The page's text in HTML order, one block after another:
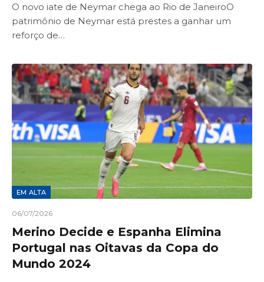
O novo iate de Neymar chega ao Rio de JaneiroO
patrimônio de Neymar está prestes a ganhar um
reforço de…
EM ALTA
06/07/2026
Merino Decide e Espanha Elimina
Portugal nas Oitavas da Copa do
Mundo 2024